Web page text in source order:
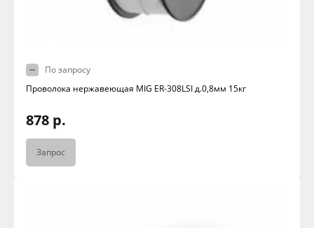
По запросу
Проволока нержавеющая MIG ER-308LSI д.0,8мм 15кг
878 р.
Запрос